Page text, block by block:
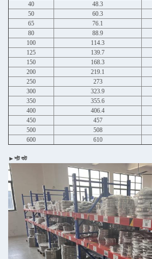
40
48.3
50
60.3
65
76.1
80
88.9
100
114.3
125
139.7
150
168.3
200
219.1
250
273
300
323.9
350
355.6
400
406.4
450
457
500
508
600
610
►শট শুট